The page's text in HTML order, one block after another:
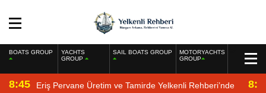
BOATS GROUP
YACHTS
GROUP
SAIL BOATS GROUP
MOTORYACHTS
GROUP
8:45 Eriş Pervane Üretim ve Tamirde Yelkenli Rehberi’nde